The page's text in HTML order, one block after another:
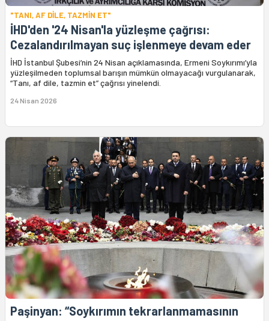
"TANI, AF DİLE, TAZMİN ET"
İHD'den '24 Nisan'la yüzleşme çağrısı:
Cezalandırılmayan suç işlenmeye devam eder
İHD İstanbul Şubesi’nin 24 Nisan açıklamasında, Ermeni Soykırımı’yla
yüzleşilmeden toplumsal barışın mümkün olmayacağı vurgulanarak,
“Tanı, af dile, tazmin et” çağrısı yinelendi.
24 Nisan 2026
Paşinyan: “Soykırımın tekrarlanmamasının